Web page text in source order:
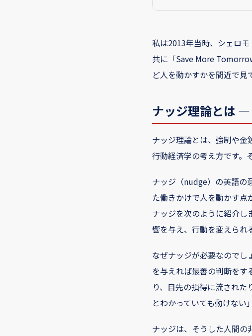
私は2013年当時、シェロ
共に「Save More
ど人を動かすかを間近で見
ナッジ理論とは
ナッジ理論とは、強制や金
行動経済学の考え方です。
ナッジ（nudge）の英語の
た働きかけで人を動かす点
ナッジを次のように紹介し
響を与え、行動を変えられ
なぜナッジが必要なのでし
を与えれば最善の判断をす
り、目先の損得に流された
とわかっていても動けない
ナッジは、そうした人間の